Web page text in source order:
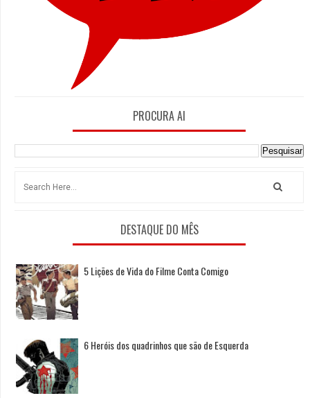
PROCURA AI
DESTAQUE DO MÊS
5 Lições de Vida do Filme Conta Comigo
6 Heróis dos quadrinhos que são de Esquerda